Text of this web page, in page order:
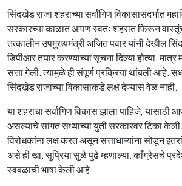
सिंदखेड राजा शहराच्या सर्वांगिण विकासासंदर्भात
सरकारच्या काळात आपण स्वत: शहरात फिरून
तत्कालीन उपमुख्यमंत्री अजित पवार यांनी देखील
डिपीआर तयार करण्याच्या सूचना दिल्या होत्या.
सत्ता गेली. त्यामुळे ही संपूर्ण प्रक्रिया थांबली आहे.
सिंदखेड राजाच्या विकासाकडे लक्ष देण्यास वेळ नाही.
या शहराचा सर्वांगिण विकास झाला पाहिजे, यासाठी
असल्याचे सांगत सध्याच्या युती सरकारवर टिका
विरोधकांना लक्ष करत असून सत्ताधाऱ्यांना सोडून
असे ही खा. सुप्रिया सुळे पुढे म्हणाल्या. काँग्रेसचे
स्वबळाची भाषा केली आहे.